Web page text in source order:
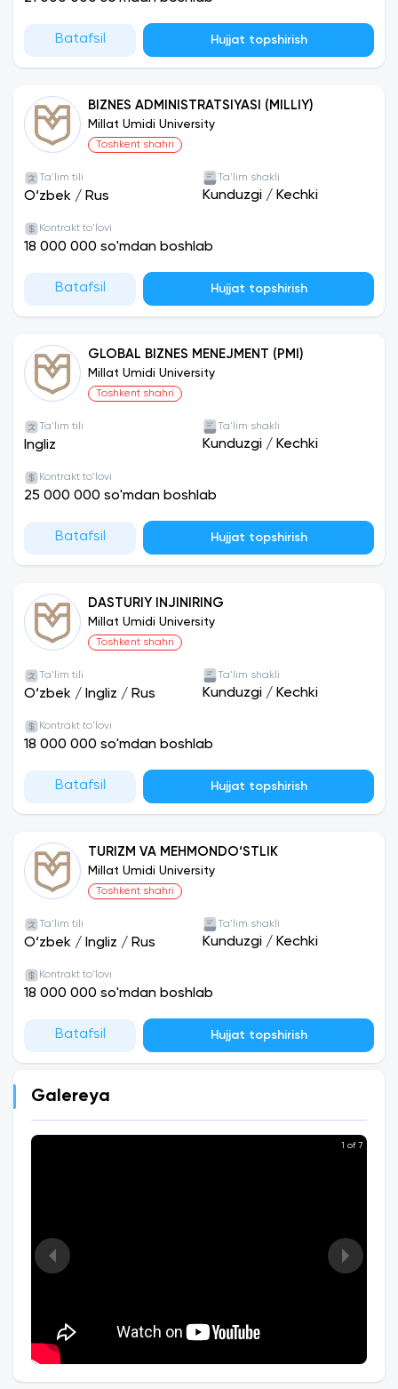
Batafsil Hujjat topshirish
BIZNES ADMINISTRATSIYASI (MILLIY)
Millat Umidi University
Toshkent shahri
Ta'lim tili
O‘zbek / Rus
Ta'lim shakli
Kunduzgi / Kechki
Kontrakt to'lovi
18 000 000 so'mdan boshlab
Batafsil Hujjat topshirish
GLOBAL BIZNES MENEJMENT (PMI)
Millat Umidi University
Toshkent shahri
Ta'lim tili
Ingliz
Ta'lim shakli
Kunduzgi / Kechki
Kontrakt to'lovi
25 000 000 so'mdan boshlab
Batafsil Hujjat topshirish
DASTURIY INJINIRING
Millat Umidi University
Toshkent shahri
Ta'lim tili
O‘zbek / Ingliz / Rus
Ta'lim shakli
Kunduzgi / Kechki
Kontrakt to'lovi
18 000 000 so'mdan boshlab
Batafsil Hujjat topshirish
TURIZM VA MEHMONDO‘STLIK
Millat Umidi University
Toshkent shahri
Ta'lim tili
O‘zbek / Ingliz / Rus
Ta'lim shakli
Kunduzgi / Kechki
Kontrakt to'lovi
18 000 000 so'mdan boshlab
Batafsil Hujjat topshirish
Galereya
1 of 7